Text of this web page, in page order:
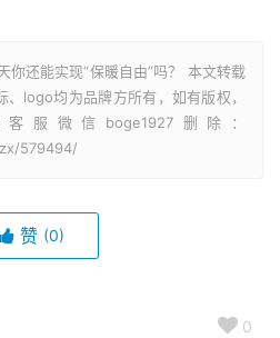
你还能实现“保暖自由”吗？ 本文转载
logo均为品牌方所有，如有版权，
服微信boge1927删除：
579494/
赞 (0)
0